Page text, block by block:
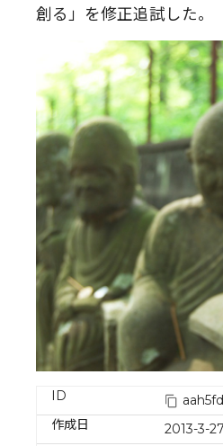
創る」を修正追試した。
ID
作成日
2013-3-27